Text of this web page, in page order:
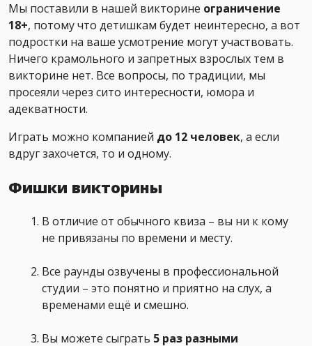
Мы поставили в нашей викторине ограничение
18+, потому что детишкам будет неинтересно, а вот
подростки на ваше усмотрение могут участвовать.
Ничего крамольного и запретных взрослых тем в
викторине нет. Все вопросы, по традиции, мы
просеяли через сито интересности, юмора и
адекватности.
Играть можно компанией до 12 человек, а если
вдруг захочется, то и одному.
Фишки викторины
В отличие от обычного квиза – вы ни к кому
не привязаны по времени и месту.
Все раунды озвучены в профессиональной
студии – это понятно и приятно на слух, а
временами ещё и смешно.
Вы можете сыграть 5 раз разными